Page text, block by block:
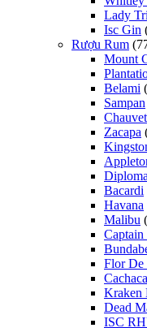
Lady
Isc Gin
Rượu Rum
Mount
Belami
Sampan
Chauvet
Zacapa
Bacardi
Havana
Malibu
Flor De
Cachaca
Kraken
Dead
ISC